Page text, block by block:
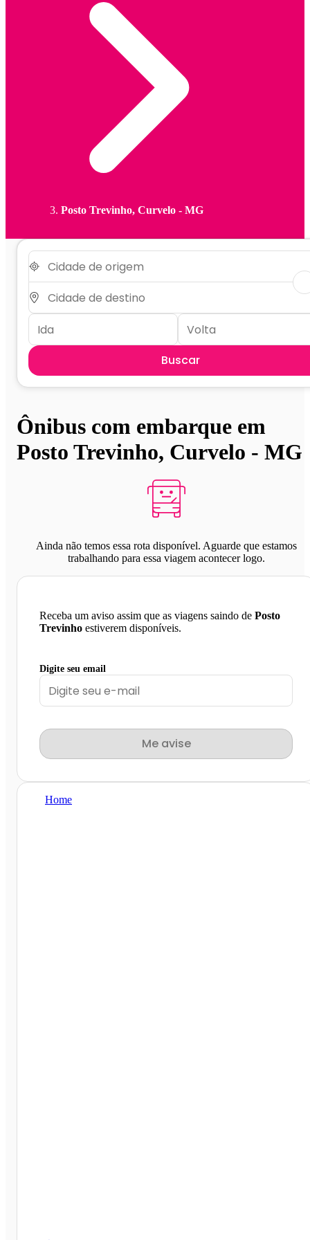
Posto Trevinho, Curvelo - MG
Buscar
Ônibus com embarque em
Posto Trevinho, Curvelo - MG
Ainda não temos essa rota disponível. Aguarde que estamos
trabalhando para essa viagem acontecer logo.
Receba um aviso assim que as viagens saindo de Posto
Trevinho estiverem disponíveis.
Digite seu email
Me avise
Home